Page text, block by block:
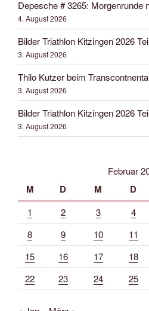
Depesche # 3265: Morgenrunde
4. August 2026
Bilder Triathlon Kitzingen 2026
3. August 2026
Thilo Kutzer beim
3. August 2026
Bilder Triathlon Kitzingen 2026
3. August 2026
Februar
M D M D
1 2 3 4
8
9 10 11
15
16 17 18
22
23 24 25